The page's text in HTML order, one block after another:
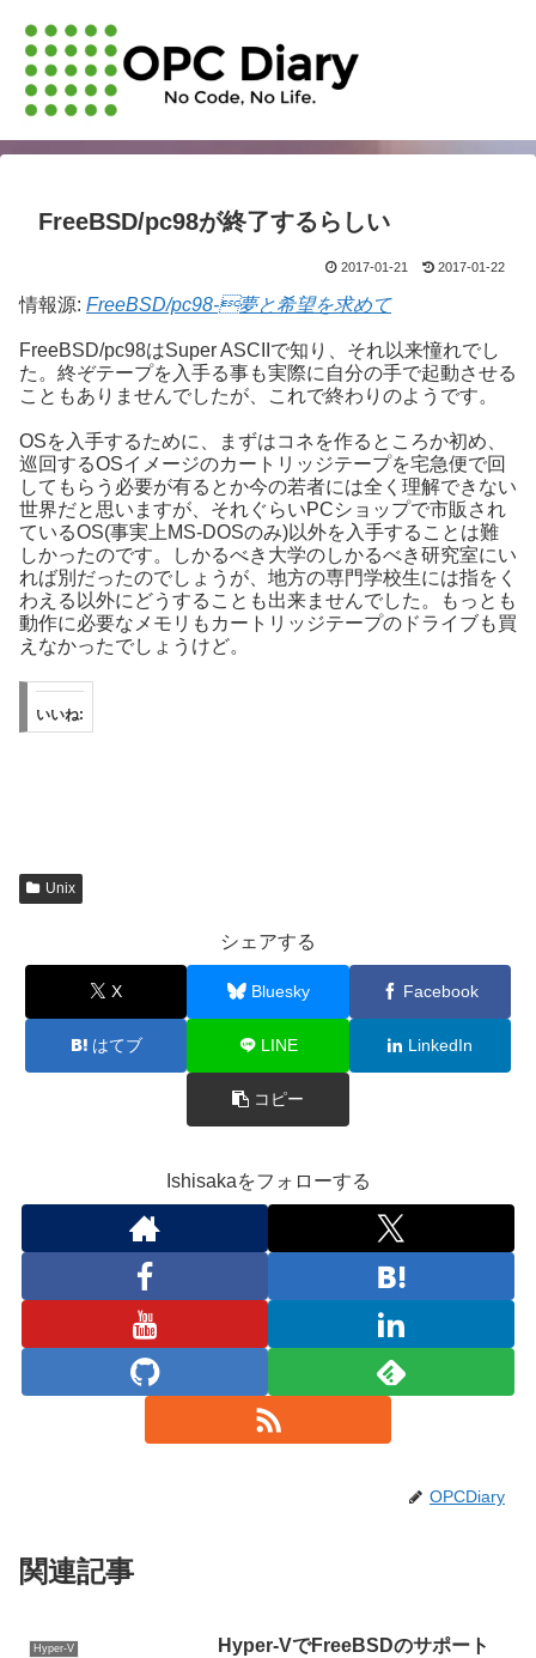
FreeBSD/pc98が終了するらしい
2017-01-21 2017-01-22
情報源: FreeBSD/pc98-夢と希望を求めて
FreeBSD/pc98はSuper ASCIIで知り、それ以来憧れでし
た。終ぞテープを入手る事も実際に自分の手で起動させる
こともありませんでしたが、これで終わりのようです。
OSを入手するために、まずはコネを作るところか初め、
巡回するOSイメージのカートリッジテープを宅急便で回
してもらう必要が有るとか今の若者には全く理解できない
世界だと思いますが、それぐらいPCショップで市販され
ているOS(事実上MS-DOSのみ)以外を入手することは難
しかったのです。しかるべき大学のしかるべき研究室にい
れば別だったのでしょうが、地方の専門学校生には指をく
わえる以外にどうすることも出来ませんでした。もっとも
動作に必要なメモリもカートリッジテープのドライブも買
えなかったでしょうけど。
いいね:
Unix
シェアする
X Bluesky Facebook
はてブ LINE LinkedIn
コピー
Ishisakaをフォローする
OPCDiary
関連記事
Hyper-V Hyper-VでFreeBSDのサポート